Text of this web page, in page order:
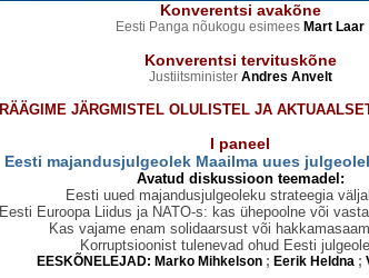
Konverentsi avakõne
Eesti Panga nõukogu esimees Mart Laar
Konverentsi tervituskõne
Justiitsminister Andres Anvelt
RÄÄGIME JÄRGMISTEL OLULISTEL JA
I paneel
Eesti majandusjulgeolek Maailma uues
Avatud diskussioon teemadel:
Eesti uued majandusjulgeoleku strateegia
Eesti Euroopa Liidus ja NATO-s: kas ühepoolne või
Kas vajame enam solidaarsust või
Korruptsioonist tulenevad ohud Eesti
EESKÕNELEJAD: Marko Mihkelson ; Eerik Heldna ;